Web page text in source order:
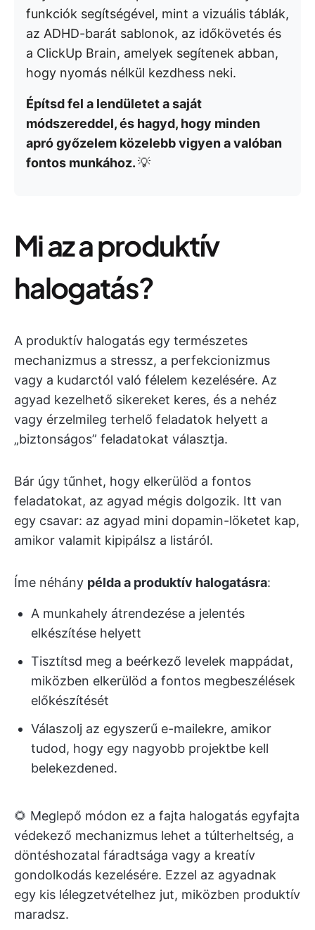
funkciók segítségével, mint a vizuális táblák,
az ADHD-barát sablonok, az időkövetés és
a ClickUp Brain, amelyek segítenek abban,
hogy nyomás nélkül kezdhess neki.
Építsd fel a lendületet a saját
módszereddel, és hagyd, hogy minden
apró győzelem közelebb vigyen a valóban
fontos munkához.💡
Mi az a produktív
halogatás?
A produktív halogatás egy természetes
mechanizmus a stressz, a perfekcionizmus
vagy a kudarctól való félelem kezelésére. Az
agyad kezelhető sikereket keres, és a nehéz
vagy érzelmileg terhelő feladatok helyett a
„biztonságos” feladatokat választja.
Bár úgy tűnhet, hogy elkerülöd a fontos
feladatokat, az agyad mégis dolgozik. Itt van
egy csavar: az agyad mini dopamin-löketet kap,
amikor valamit kipipálsz a listáról.
Íme néhány példa a produktív halogatásra:
A munkahely átrendezése a jelentés
elkészítése helyett
Tisztítsd meg a beérkező levelek mappádat,
miközben elkerülöd a fontos megbeszélések
előkészítését
Válaszolj az egyszerű e-mailekre, amikor
tudod, hogy egy nagyobb projektbe kell
belekezdened.
🌻 Meglepő módon ez a fajta halogatás egyfajta
védekező mechanizmus lehet a túlterheltség, a
döntéshozatal fáradtsága vagy a kreatív
gondolkodás kezelésére. Ezzel az agyadnak
egy kis lélegzetvételhez jut, miközben produktív
maradsz.